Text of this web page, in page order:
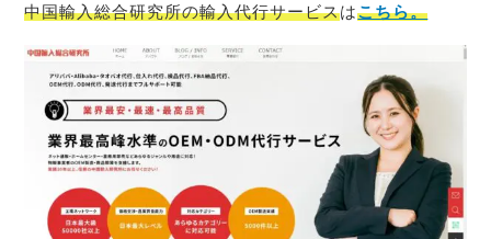
中国輸入総合研究所の輸入代行サービスはこちら。